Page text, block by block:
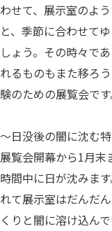
わせて、展示室のよ
と、季節に合わせて
しょう。その時々で
れるものもまた移ろ
験のための展覧会です
～日没後の闇に沈む
展覧会開幕から1月末
時間中に日が沈みま
れて展示室はだんだ
くりと闇に溶け込ん